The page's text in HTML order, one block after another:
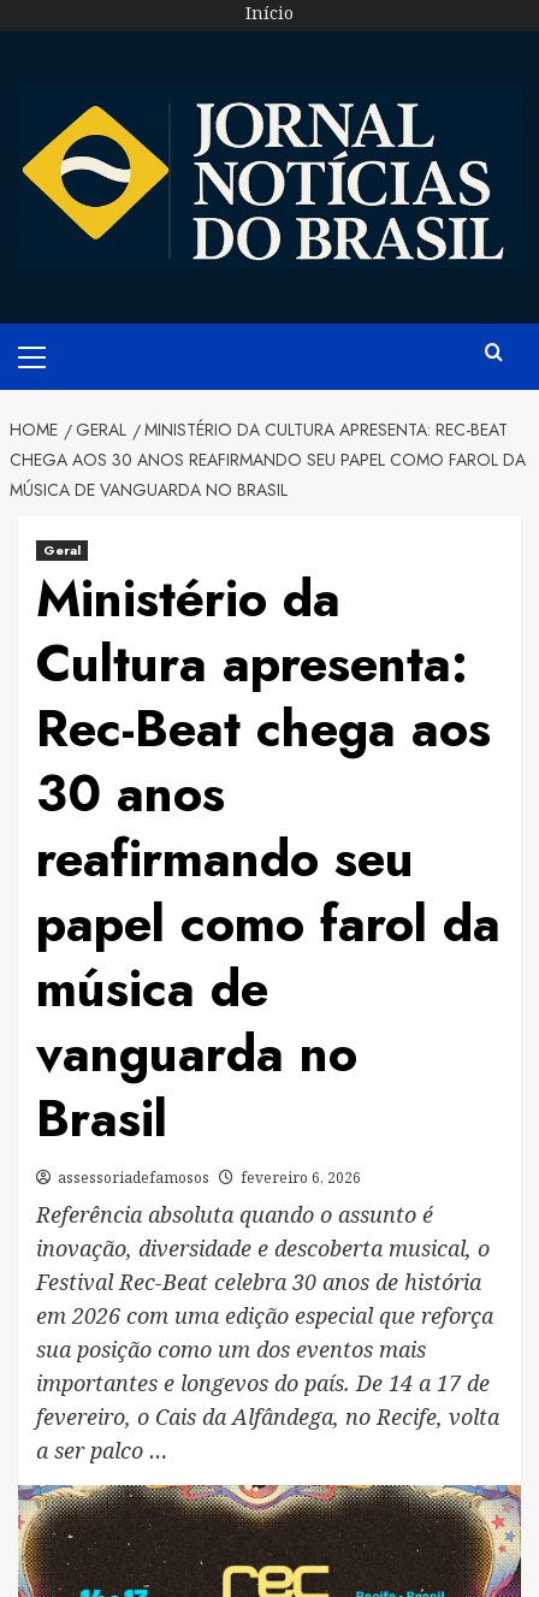
Início
Menu
HOME GERAL
MINISTÉRIO DA CULTURA APRESENTA: REC-BEAT
CHEGA AOS 30 ANOS REAFIRMANDO SEU PAPEL COMO FAROL DA
MÚSICA DE VANGUARDA NO BRASIL
Geral
Ministério da
Cultura apresenta:
Rec-Beat chega aos
30 anos
reafirmando seu
papel como farol da
música de
vanguarda no
Brasil
assessoriadefamosos fevereiro 6, 2026
Referência absoluta quando o assunto é
inovação, diversidade e descoberta musical, o
Festival Rec-Beat celebra 30 anos de história
em 2026 com uma edição especial que reforça
sua posição como um dos eventos mais
importantes e longevos do país. De 14 a 17 de
fevereiro, o Cais da Alfândega, no Recife, volta
a ser palco …